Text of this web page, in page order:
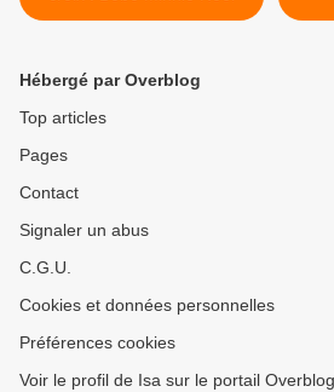
Hébergé par Overblog
Top articles
Pages
Contact
Signaler un abus
C.G.U.
Cookies et données personnelles
Préférences cookies
Voir le profil de Isa sur le portail Overblog